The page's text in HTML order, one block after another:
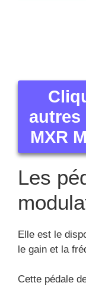
autres
MXR
Les
Elle est le
le gain et la
Cette pédale